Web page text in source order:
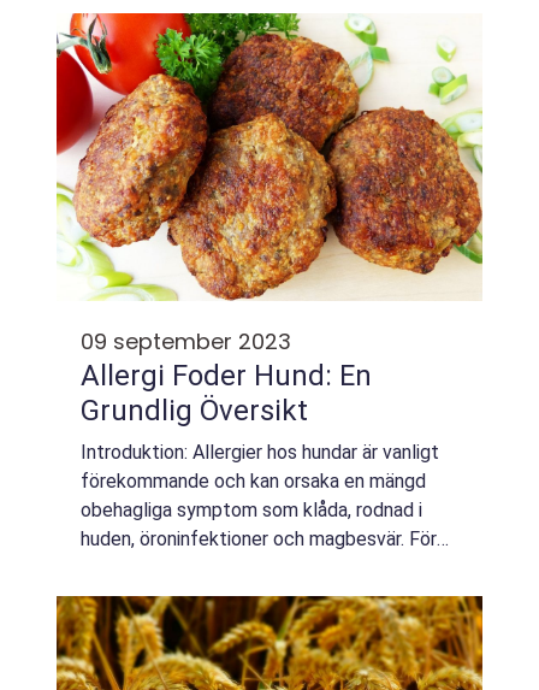
09 september 2023
Allergi Foder Hund: En
Grundlig Översikt
Introduktion: Allergier hos hundar är vanligt
förekommande och kan orsaka en mängd
obehagliga symptom som klåda, rodnad i
huden, öroninfektioner och magbesvär. För
hundens livskvalitet, används ofta allergi
foder...